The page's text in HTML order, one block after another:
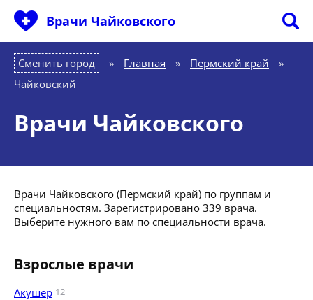
Врачи Чайковского
Сменить город Главная » Пермский край
»
Чайковский
Врачи Чайковского
Врачи Чайковского (Пермский край) по группам и
специальностям. Зарегистрировано 339 врача.
Выберите нужного вам по специальности врача.
Взрослые врачи
Акушер 12